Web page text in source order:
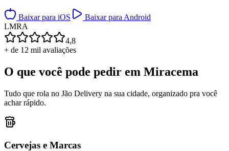
Baixar para iOS
Baixar para Android
LMRA
4,8
+ de 12 mil avaliações
O que você pode pedir em Miracema
Tudo que rola no Jão Delivery na sua cidade, organizado pra você
achar rápido.
Cervejas e Marcas